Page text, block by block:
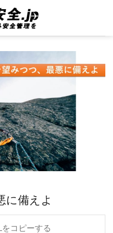
に備えよ
をコピーする